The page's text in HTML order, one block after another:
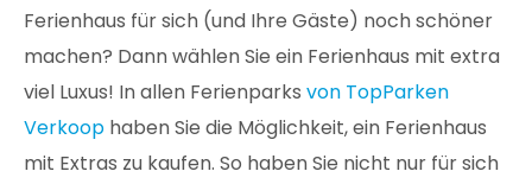
Ferienhaus für sich (und Ihre Gäste) noch schöner
machen? Dann wählen Sie ein Ferienhaus mit extra
viel Luxus! In allen Ferienparks von TopParken
Verkoop haben Sie die Möglichkeit, ein Ferienhaus
mit Extras zu kaufen. So haben Sie nicht nur für sich